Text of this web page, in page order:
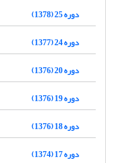
دوره 25 (1378)
دوره 24 (1377)
دوره 20 (1376)
دوره 19 (1376)
دوره 18 (1376)
دوره 17 (1374)